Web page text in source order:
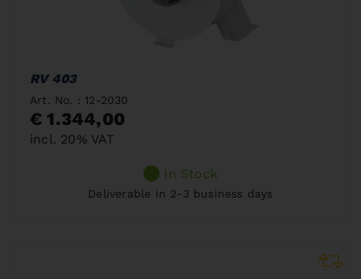
RV 403
Art. No. : 12-2030
€ 1.344,00
incl. 20% VAT
In Stock
Deliverable in 2-3 business days